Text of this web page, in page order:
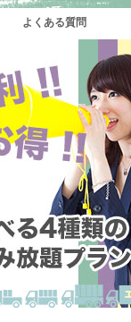
よくある質問